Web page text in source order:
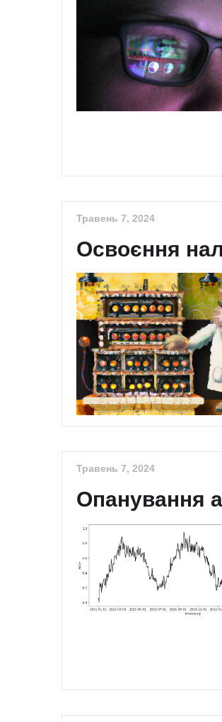
Травень 7, 2024
Освоєння
Травень 7, 2024
Опанування